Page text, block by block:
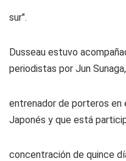
sur".
Dusseau estuvo
periodistas por Jun
entrenador de porteros en
Japonés y que está
concentración de quince